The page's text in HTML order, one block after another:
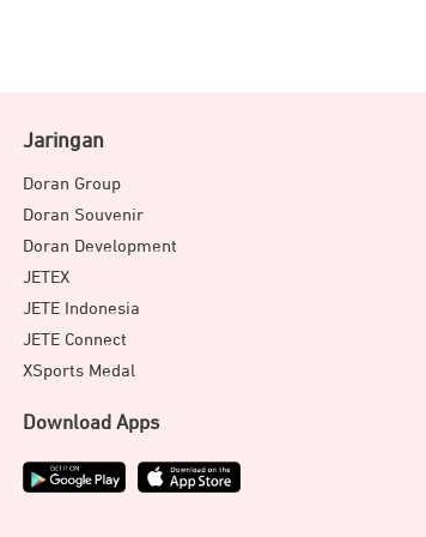
beralih dari Windows
Jaringan
Doran Group
Doran Souvenir
Doran Development
JETEX
JETE Indonesia
JETE Connect
XSports Medal
Download Apps